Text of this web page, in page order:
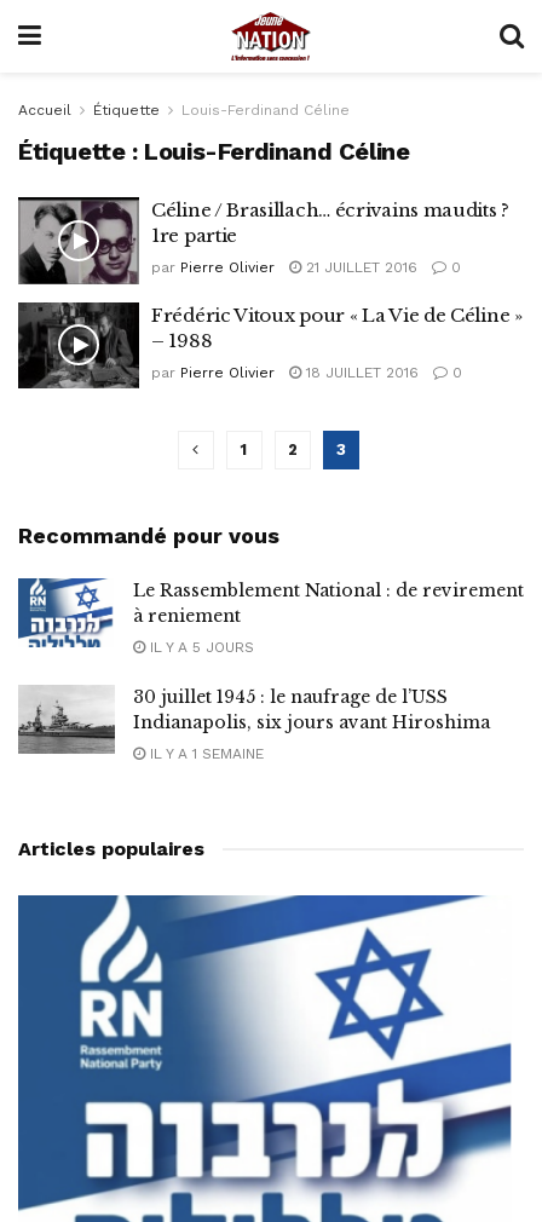
Accueil Étiquette Louis-Ferdinand Céline
Étiquette : Louis-Ferdinand Céline
Céline / Brasillach… écrivains maudits ?
1re partie
par Pierre Olivier 21 JUILLET 2016 0
Frédéric Vitoux pour « La Vie de Céline »
– 1988
par Pierre Olivier 18 JUILLET 2016 0
1 2 3
Recommandé pour vous
Le Rassemblement National : de revirement
à reniement
IL Y A 5 JOURS
30 juillet 1945 : le naufrage de l’USS
Indianapolis, six jours avant Hiroshima
IL Y A 1 SEMAINE
Articles populaires